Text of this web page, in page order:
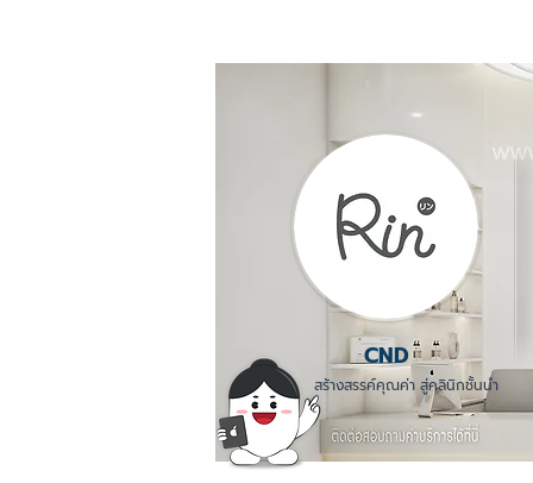
CND
สร้างสรรค์คุณค่า สู่คลินิกชั้นนำ